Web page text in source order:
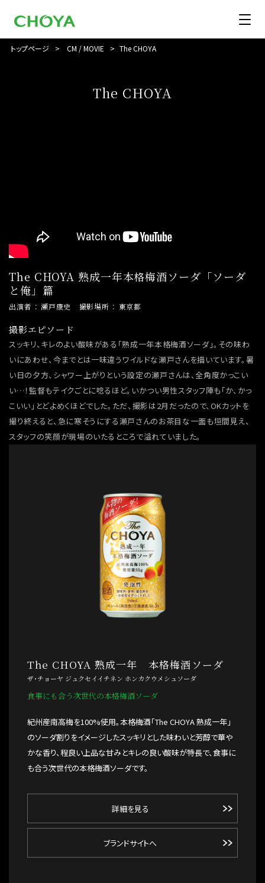
トップページ CM / MOVIE The CHOYA
The CHOYA
The CHOYA 熟成一年本格梅酒ソーダ「ソーダ
と俺」篇
出演者 瀬戸康史 撮影場所 東京都
撮影エピソード
スッキリ、キレのよい酸味がある「熟成一年本格梅酒ソーダ」。その味わ
いにあわせ、今までとは一味違うワイルドな瀬戸さんを描いています。暑
い日の夕方、シャワー上がりという設定の瀬戸さんは、全角度かっこい
い…！監督もテイクごとに唸るほど。いかつい男性スタッフ陣も「か、かっ
こいい」とどよめくほどでした。ただ、撮影は2月だったので、OKカットを
撮り終えると、急に寒そうにする瀬戸さんのお茶目な一面も垣間見え、
スタッフの笑顔が現場のいたるところで溢れていました。
The CHOYA 熟成一年 本格梅酒ソーダ
ザ･チョーヤ ジュクセイイチネン ホンカクウメシュソーダ
食事にも合う次世代の本格梅酒ソーダ
紀州産南高梅を100%使用。本格梅酒「The CHOYA 熟成一年」
のソーダ割りをイメージしたスッキリとした味わいと芳醇で華や
かな香り、程良い上品な甘みとキレの良い酸味が特長で、食事に
も合う次世代の本格梅酒ソーダです。
詳細を見る
ブランドサイトへ